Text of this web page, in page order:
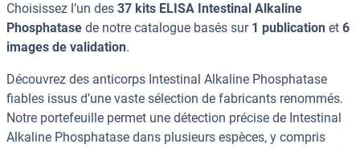
Choisissez l’un des 37 kits ELISA Intestinal Alkaline
Phosphatase de notre catalogue basés sur 1 publication et 6
images de validation.
Découvrez des anticorps Intestinal Alkaline Phosphatase
fiables issus d’une vaste sélection de fabricants renommés.
Notre portefeuille permet une détection précise de Intestinal
Alkaline Phosphatase dans plusieurs espèces, y compris